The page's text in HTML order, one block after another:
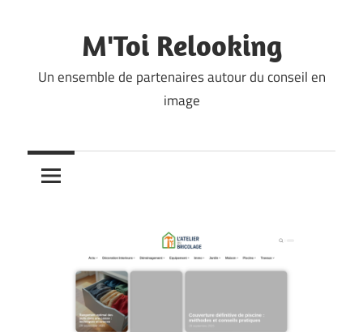
M'Toi Relooking
Un ensemble de partenaires autour du conseil en
image